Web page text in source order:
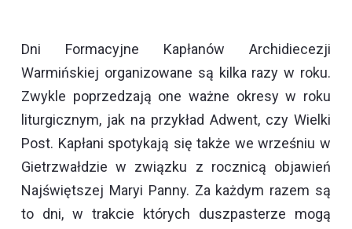
Dni Formacyjne Kapłanów Archidiecezji
Warmińskiej organizowane są kilka razy w roku.
Zwykle poprzedzają one ważne okresy w roku
liturgicznym, jak na przykład Adwent, czy Wielki
Post. Kapłani spotykają się także we wrześniu w
Gietrzwałdzie w związku z rocznicą objawień
Najświętszej Maryi Panny. Za każdym razem są
to dni, w trakcie których duszpasterze mogą